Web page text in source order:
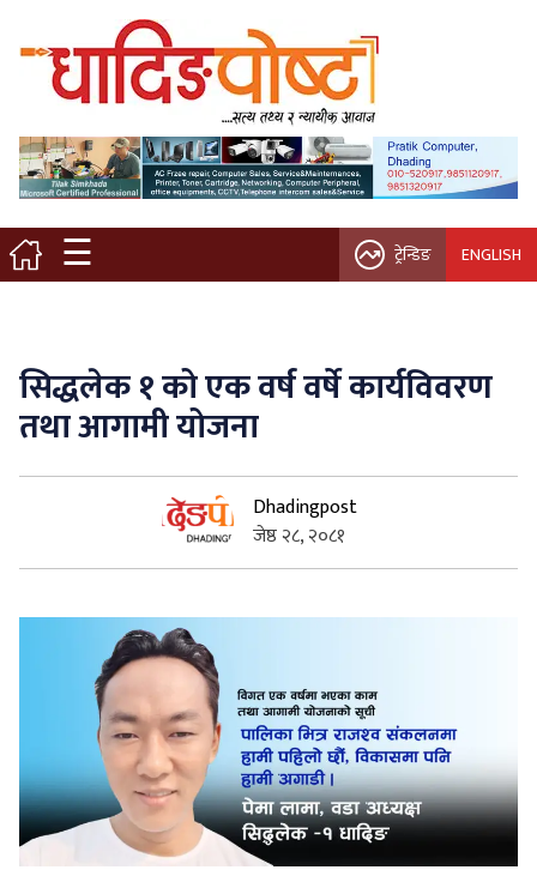
☰
मुख्य पृष्ठ
स्थानीय समाचार
विचार / ब्लग
नगर/गाउँ पालिका
कृषि/सहकारी
साहित्य / संस्कृति
सुचनाहरु
ट्रेन्डिङ ENGLISH
सिद्धलेक १ को एक वर्ष वर्षे कार्यविवरण
तथा आगामी योजना
Dhadingpost
जेष्ठ २८, २०८१